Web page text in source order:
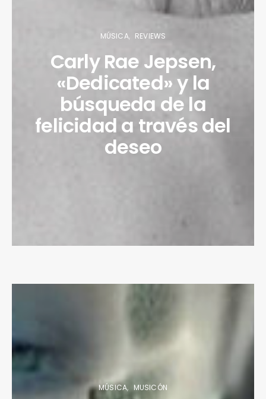
MÚSICA REVIEWS
Carly Rae Jepsen,
«Dedicated» y la
búsqueda de la
felicidad a través del
deseo
MÚSICA MUSICÓN